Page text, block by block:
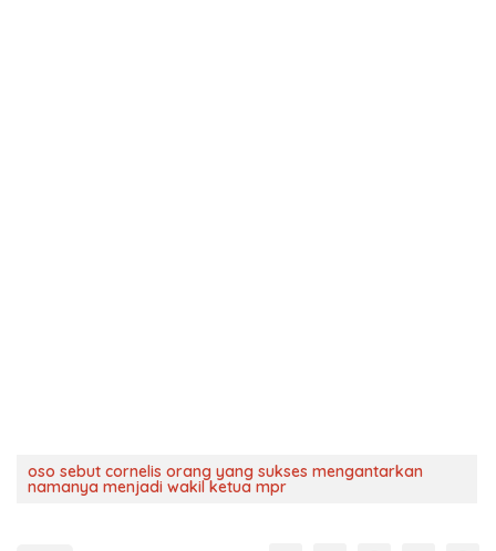
oso sebut cornelis orang yang sukses mengantarkan
namanya menjadi wakil ketua mpr